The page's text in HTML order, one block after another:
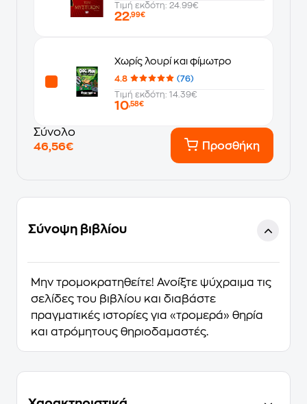
Τιμή εκδότη: 24.99€
22,99€
Χωρίς λουρί και φίμωτρο
4.8
(76)
Τιμή εκδότη: 14.39€
10,58€
Σύνολο
46,56€
Προσθήκη
Σύνοψη βιβλίου
Μην τροµοκρατηθείτε! Ανοίξτε ψύχραιµα τις
σελίδες του βιβλίου και διαβάστε
πραγµατικές ιστορίες για «τροµερά» θηρία
και ατρόµητους θηριοδαµαστές.